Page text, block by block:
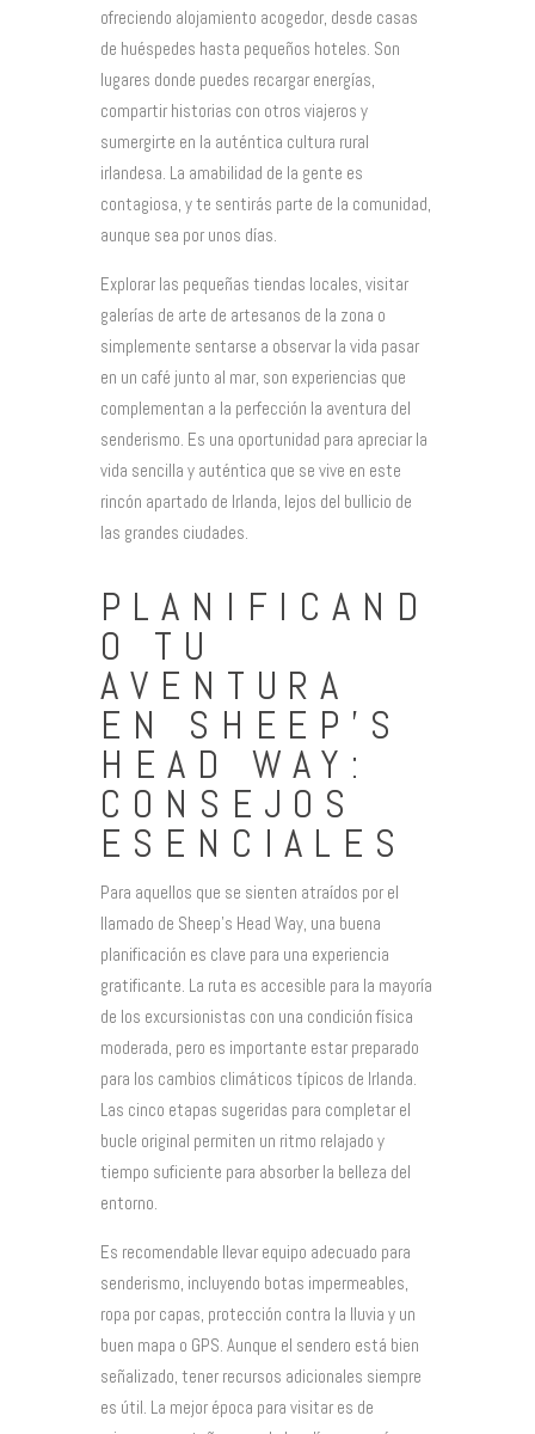
ofreciendo alojamiento acogedor, desde casas
de huéspedes hasta pequeños hoteles. Son
lugares donde puedes recargar energías,
compartir historias con otros viajeros y
sumergirte en la auténtica cultura rural
irlandesa. La amabilidad de la gente es
contagiosa, y te sentirás parte de la comunidad,
aunque sea por unos días.
Explorar las pequeñas tiendas locales, visitar
galerías de arte de artesanos de la zona o
simplemente sentarse a observar la vida pasar
en un café junto al mar, son experiencias que
complementan a la perfección la aventura del
senderismo. Es una oportunidad para apreciar la
vida sencilla y auténtica que se vive en este
rincón apartado de Irlanda, lejos del bullicio de
las grandes ciudades.
PLANIFICAND
O TU
AVENTURA
EN SHEEP’S
HEAD WAY:
CONSEJOS
ESENCIALES
Para aquellos que se sienten atraídos por el
llamado de Sheep’s Head Way, una buena
planificación es clave para una experiencia
gratificante. La ruta es accesible para la mayoría
de los excursionistas con una condición física
moderada, pero es importante estar preparado
para los cambios climáticos típicos de Irlanda.
Las cinco etapas sugeridas para completar el
bucle original permiten un ritmo relajado y
tiempo suficiente para absorber la belleza del
entorno.
Es recomendable llevar equipo adecuado para
senderismo, incluyendo botas impermeables,
ropa por capas, protección contra la lluvia y un
buen mapa o GPS. Aunque el sendero está bien
señalizado, tener recursos adicionales siempre
es útil. La mejor época para visitar es de